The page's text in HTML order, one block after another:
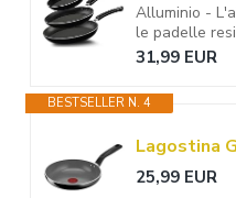
Alluminio -
le padelle
31,99 EUR
BESTSELLER N. 4
25,99 EUR